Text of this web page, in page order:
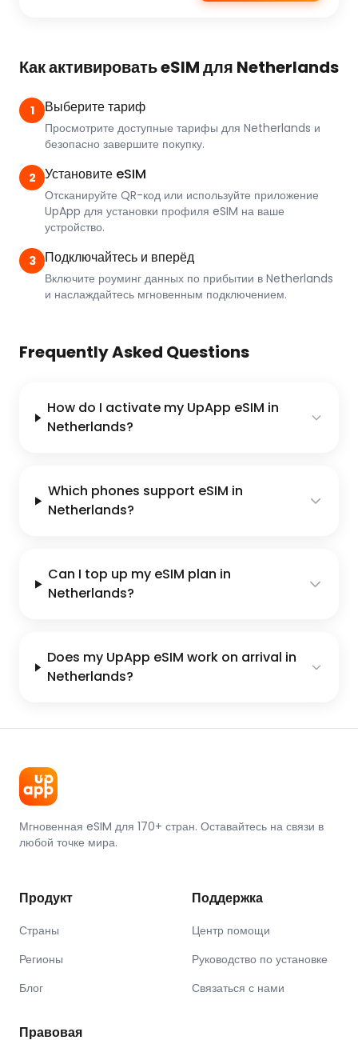
Как активировать eSIM для Netherlands
1 Выберите тариф
Просмотрите доступные тарифы для Netherlands и
безопасно завершите покупку.
2 Установите eSIM
Отсканируйте QR-код или используйте приложение
UpApp для установки профиля eSIM на ваше
устройство.
3 Подключайтесь и вперёд
Включите роуминг данных по прибытии в Netherlands
и наслаждайтесь мгновенным подключением.
Frequently Asked Questions
How do I activate my UpApp eSIM in
Netherlands?
Which phones support eSIM in
Netherlands?
Can I top up my eSIM plan in
Netherlands?
Does my UpApp eSIM work on arrival in
Netherlands?
Мгновенная eSIM для 170+ стран. Оставайтесь на связи в
любой точке мира.
Продукт
Страны
Регионы
Блог
Поддержка
Центр помощи
Руководство по установке
Связаться с нами
Правовая